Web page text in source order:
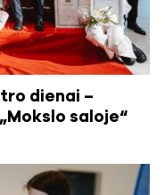
dienai –
saloje“